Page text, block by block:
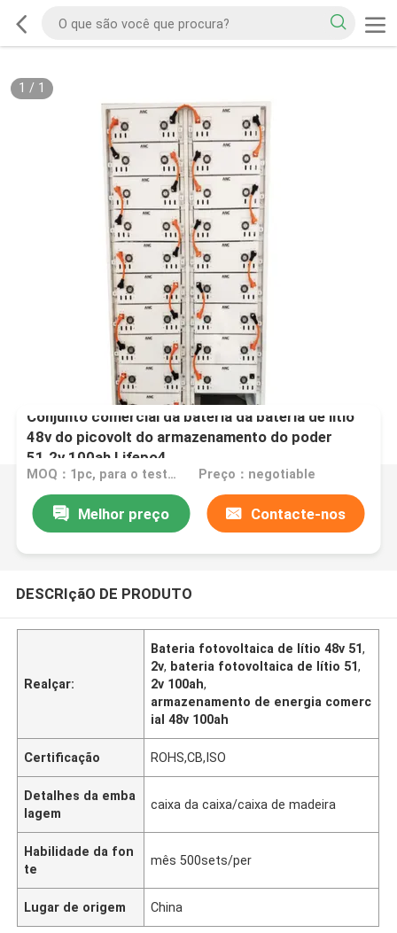
1 / 1
Conjunto comercial da bateria da bateria de lítio
48v do picovolt do armazenamento do poder
51.2v 100ah Lifepo4
MOQ：1pc, para o teste de amostra Preço：negotiable
Melhor preço Contacte-nos
DESCRIçãO DE PRODUTO
Realçar:
Bateria fotovoltaica de lítio 48v 51,
2v, bateria fotovoltaica de lítio 51,
2v 100ah,
armazenamento de energia comerc
ial 48v 100ah
Certificação ROHS,CB,ISO
Detalhes da emba
lagem
caixa da caixa/caixa de madeira
Habilidade da fon
te
mês 500sets/per
Lugar de origem China